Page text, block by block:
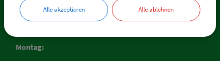
ÖFFNUNGSZEITEN
RATHAUS FELLHEIM
Montag:
Alle akzeptieren Alle ablehnen